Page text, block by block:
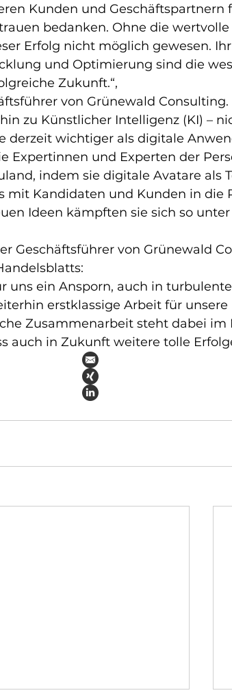
Kunden und Geschäftspartnern
bedanken. Ohne die wertvolle
Erfolg nicht möglich gewesen.
und Optimierung sind die
Zukunft.“,
von Grünewald Consulting.
zu Künstlicher Intelligenz (KI) –
derzeit wichtiger als digitale
Expertinnen und Experten der
indem sie digitale Avatare als
mit Kandidaten und Kunden in die
Ideen kämpften sie sich so unter
Geschäftsführer von Grünewald
uns ein Ansporn, auch in
erstklassige Arbeit für unsere
Zusammenarbeit steht dabei
auch in Zukunft weitere tolle